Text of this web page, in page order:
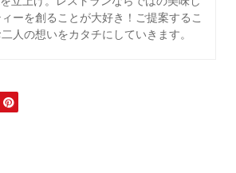
ーを創ることが大好き！ご提案するこ
人の想いをカタチにしていきます。